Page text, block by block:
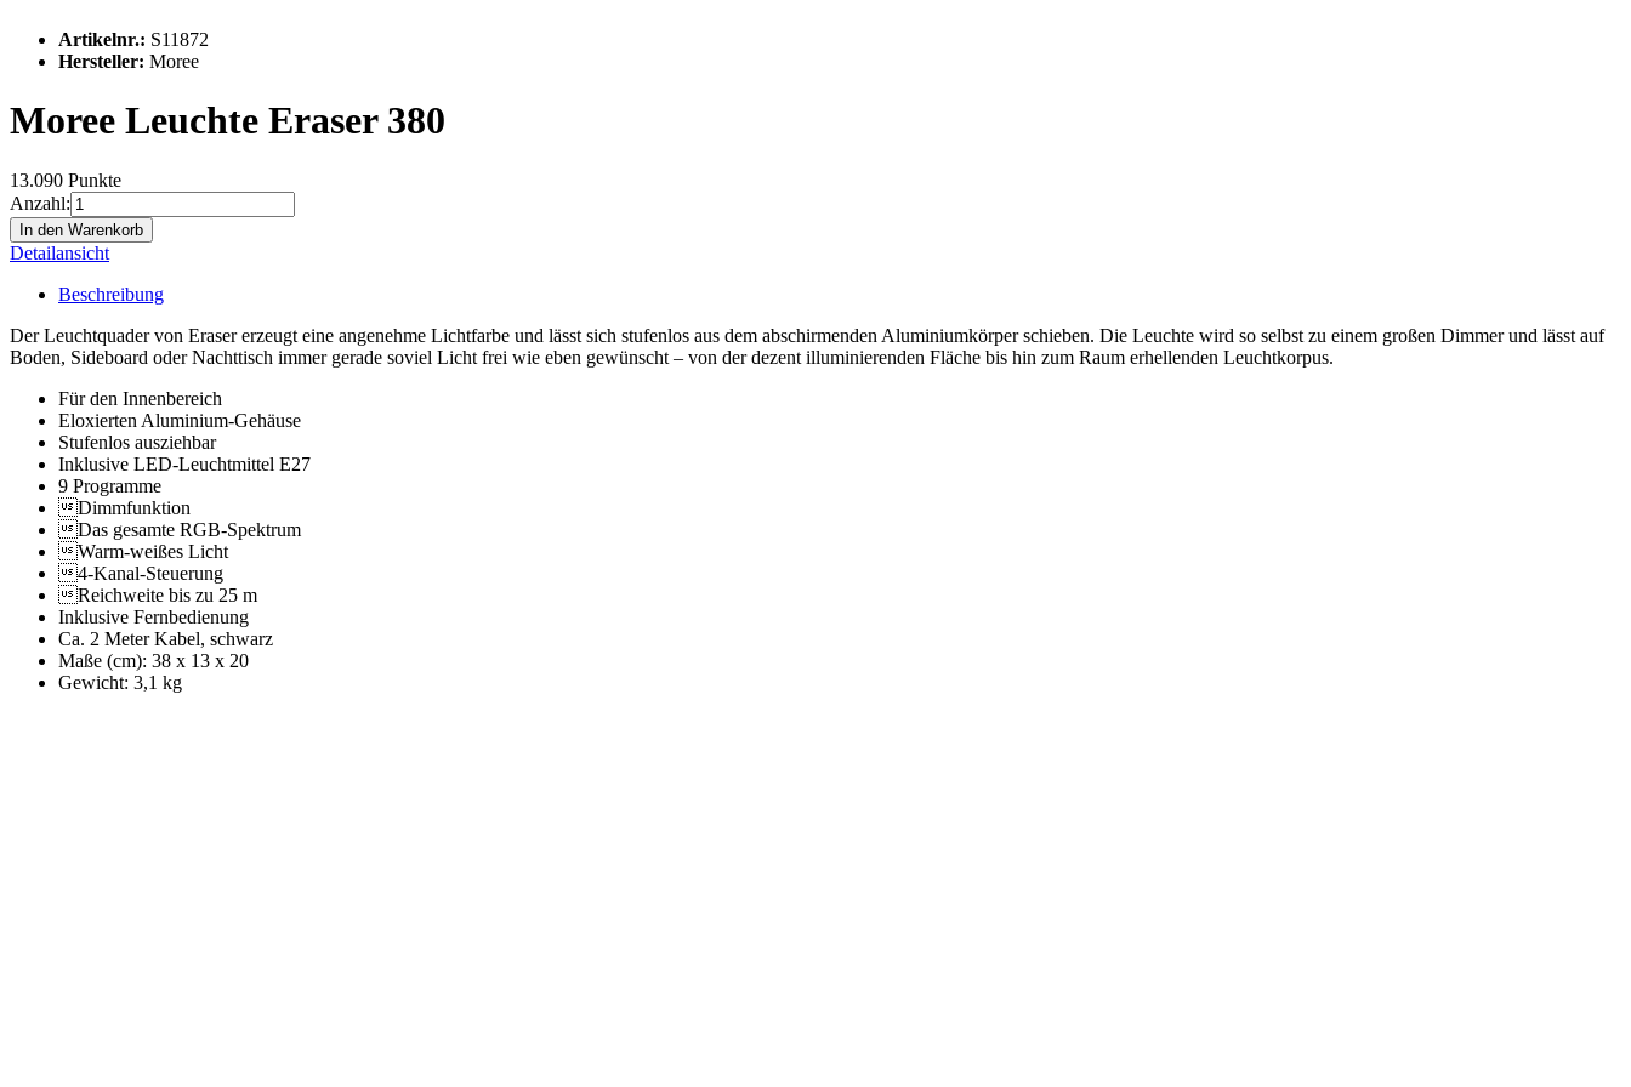
Artikelnr.: S11872
Hersteller: Moree
Moree Leuchte Eraser 380
13.090 Punkte
Anzahl:
In den Warenkorb
Detailansicht
Beschreibung
Der Leuchtquader von Eraser erzeugt eine angenehme Lichtfarbe und lässt sich stufenlos aus dem abschirmenden Aluminiumkörper schieben. Die Leuchte wird so selbst zu einem großen Dimmer und lässt auf
Boden, Sideboard oder Nachttisch immer gerade soviel Licht frei wie eben gewünscht – von der dezent illuminierenden Fläche bis hin zum Raum erhellenden Leuchtkorpus.
Für den Innenbereich
Eloxierten Aluminium-Gehäuse
Stufenlos ausziehbar
Inklusive LED-Leuchtmittel E27
9 Programme
Dimmfunktion
Das gesamte RGB-Spektrum
Warm-weißes Licht
4-Kanal-Steuerung
Reichweite bis zu 25 m
Inklusive Fernbedienung
Ca. 2 Meter Kabel, schwarz
Maße (cm): 38 x 13 x 20
Gewicht: 3,1 kg